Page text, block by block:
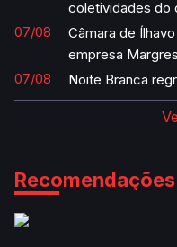
coletividades do
07/08
Câmara de
empresa Margres
07/08
Noite Branca
Recomendações